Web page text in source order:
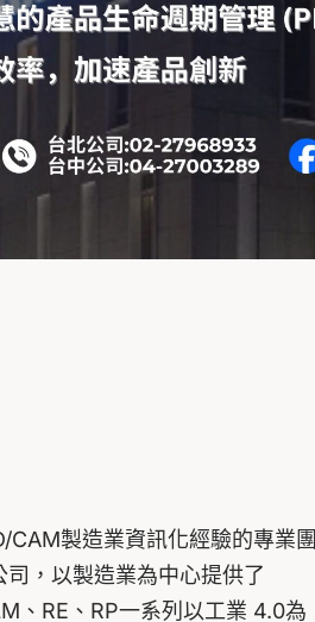
製造業資訊化經驗的專業團
，以製造業為中心提供了
、RE、RP一系列以工業 4.0為